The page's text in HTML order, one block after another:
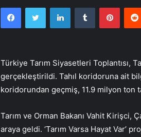
FacebookTwitter LinkedInTumblr
Türkiye Tarım Siyasetleri Toplantısı,
gerçekleştirildi. Tahıl koridoruna ait
koridorundan geçmiş, 11.9 milyon ton
Tarım ve Orman Bakanı Vahit Kirişci,
araya geldi. ‘Tarım Varsa Hayat Var’